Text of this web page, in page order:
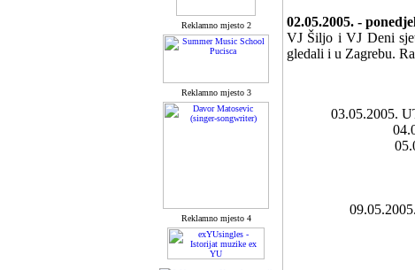
Reklamno mjesto 2
Reklamno mjesto 3
Reklamno mjesto 4
02.05.2005. -
VJ Šiljo i VJ Deni
gledali i u Zagrebu.
03.05.2005.